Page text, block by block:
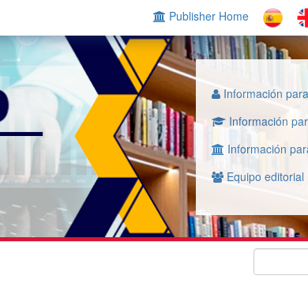
Publisher Home
Información
Información
Información
Equipo editorial